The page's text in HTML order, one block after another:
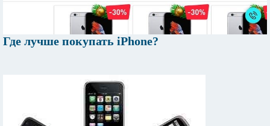
Где лучше покупать iPhone?